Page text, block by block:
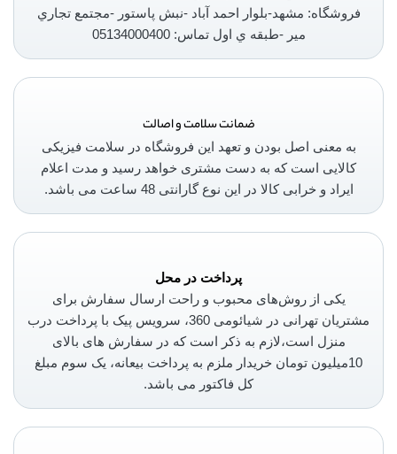
فروشگاه: مشهد-بلوار احمد آباد -نبش پاستور -مجتمع تجاري
مير -طبقه ي اول تماس: 05134000400
ضمانت سلامت و اصالت
به معنی اصل بودن و تعهد این فروشگاه در سلامت فیزیکی
کالایی است که به دست مشتری خواهد رسید و مدت اعلام
ایراد و خرابی کالا در این نوع گارانتی 48 ساعت می باشد.
پرداخت در محل
یکی از روش‌های محبوب و راحت ارسال سفارش برای
مشتریان تهرانی در شیائومی 360، سرویس پیک با پرداخت درب
منزل است،لازم به ذکر است که در سفارش های بالای
10میلیون تومان خریدار ملزم به پرداخت بیعانه، یک سوم مبلغ
کل فاکتور می باشد.